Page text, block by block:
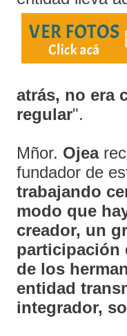
atrás, no era
regular".
Mñor. Ojea
fundador de
trabajando
modo que
creador, un
participación
de los
entidad
integrador,